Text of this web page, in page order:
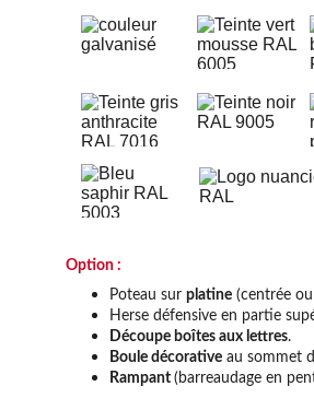
Option :
Poteau sur platine (centrée
Herse défensive en partie
Découpe boîtes aux lettres.
Boule décorative au sommet
Rampant (barreaudage en